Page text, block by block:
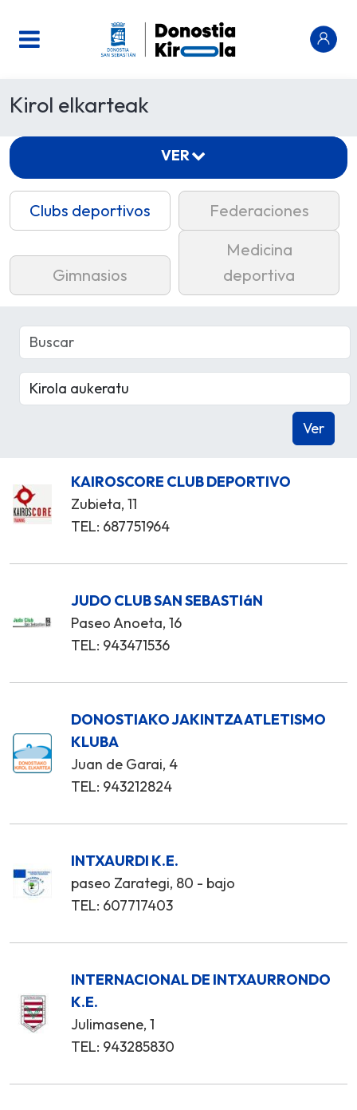
Kirol elkarteak
Clubs deportivos Federaciones
Gimnasios
Medicina
deportiva
KAIROSCORE CLUB DEPORTIVO
Zubieta, 11
TEL: 687751964
JUDO CLUB SAN SEBASTIáN
Paseo Anoeta, 16
TEL: 943471536
DONOSTIAKO JAKINTZA ATLETISMO
KLUBA
Juan de Garai, 4
TEL: 943212824
INTXAURDI K.E.
paseo Zarategi, 80 - bajo
TEL: 607717403
INTERNACIONAL DE INTXAURRONDO
K.E.
Julimasene, 1
TEL: 943285830
VER